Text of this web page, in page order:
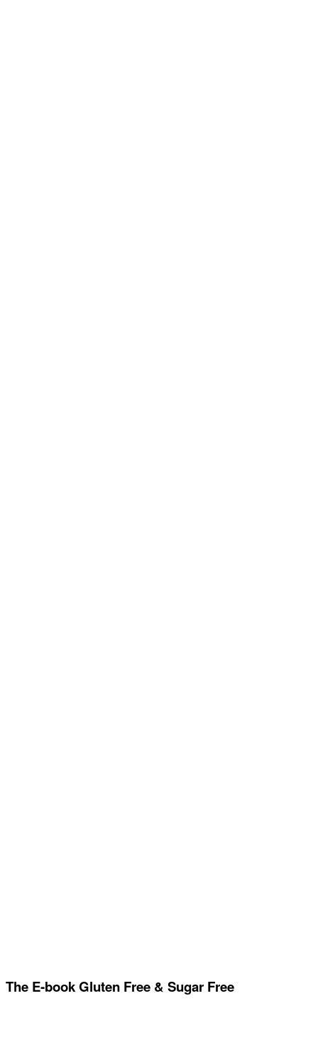
The E-book Gluten Free & Sugar Free